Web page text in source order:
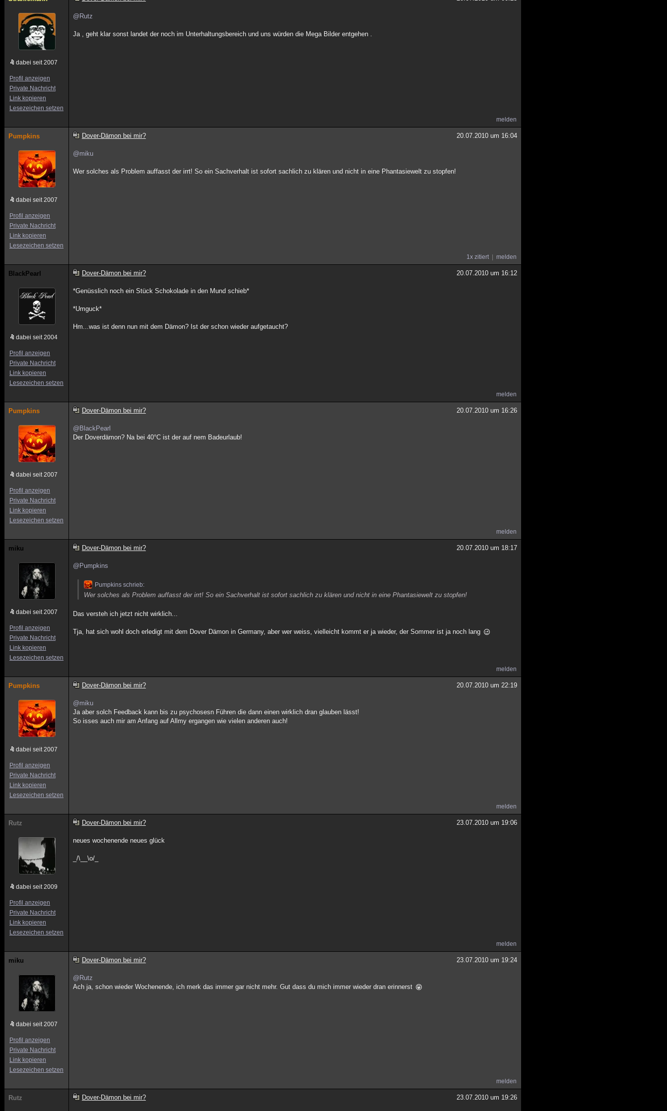
dabei seit 2007
Profil anzeigen
Private Nachricht
Link kopieren
Lesezeichen setzen
@Rutz
Ja , geht klar sonst landet der noch im Unterhaltungsbereich und uns würden die Mega Bilder entgehen .
melden
Pumpkins
dabei seit 2007
Profil anzeigen
Private Nachricht
Link kopieren
Lesezeichen setzen
Dover-Dämon bei mir? 20.07.2010 um 16:04
@miku
Wer solches als Problem auffasst der irrt! So ein Sachverhalt ist sofort sachlich zu klären und nicht in eine Phantasiewelt zu stopfen!
1x zitiert melden
BlackPearl
dabei seit 2004
Profil anzeigen
Private Nachricht
Link kopieren
Lesezeichen setzen
Dover-Dämon bei mir? 20.07.2010 um 16:12
*Genüsslich noch ein Stück Schokolade in den Mund schieb*
*Umguck*
Hm...was ist denn nun mit dem Dämon? Ist der schon wieder aufgetaucht?
melden
Pumpkins
dabei seit 2007
Profil anzeigen
Private Nachricht
Link kopieren
Lesezeichen setzen
Dover-Dämon bei mir? 20.07.2010 um 16:26
@BlackPearl
Der Doverdämon? Na bei 40°C ist der auf nem Badeurlaub!
melden
miku
dabei seit 2007
Profil anzeigen
Private Nachricht
Link kopieren
Lesezeichen setzen
Dover-Dämon bei mir? 20.07.2010 um 18:17
@Pumpkins
Pumpkins schrieb:
Wer solches als Problem auffasst der irrt! So ein Sachverhalt ist sofort sachlich zu klären und nicht in eine Phantasiewelt zu stopfen!
Das versteh ich jetzt nicht wirklich...
Tja, hat sich wohl doch erledigt mit dem Dover Dämon in Germany, aber wer weiss, vielleicht kommt er ja wieder, der Sommer ist ja noch lang
melden
Pumpkins
dabei seit 2007
Profil anzeigen
Private Nachricht
Link kopieren
Lesezeichen setzen
Dover-Dämon bei mir? 20.07.2010 um 22:19
@miku
Ja aber solch Feedback kann bis zu psychosesn Führen die dann einen wirklich dran glauben lässt!
So isses auch mir am Anfang auf Allmy ergangen wie vielen anderen auch!
melden
Rutz
dabei seit 2009
Profil anzeigen
Private Nachricht
Link kopieren
Lesezeichen setzen
Dover-Dämon bei mir? 23.07.2010 um 19:06
neues wochenende neues glück
_/\__\o/_
melden
miku
dabei seit 2007
Profil anzeigen
Private Nachricht
Link kopieren
Lesezeichen setzen
Dover-Dämon bei mir? 23.07.2010 um 19:24
@Rutz
Ach ja, schon wieder Wochenende, ich merk das immer gar nicht mehr. Gut dass du mich immer wieder dran erinnerst
melden
Rutz Dover-Dämon bei mir? 23.07.2010 um 19:26